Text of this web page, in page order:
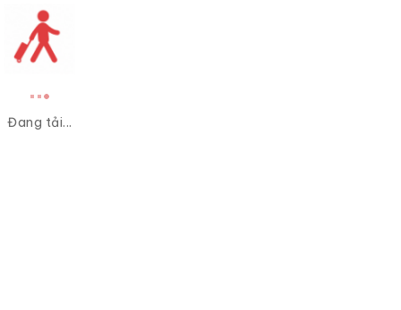
Đang tải...